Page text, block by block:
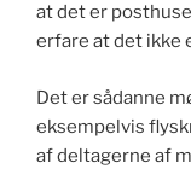
at det er
erfare at det ikke
Det er sådanne
eksempelvis
af deltagerne af